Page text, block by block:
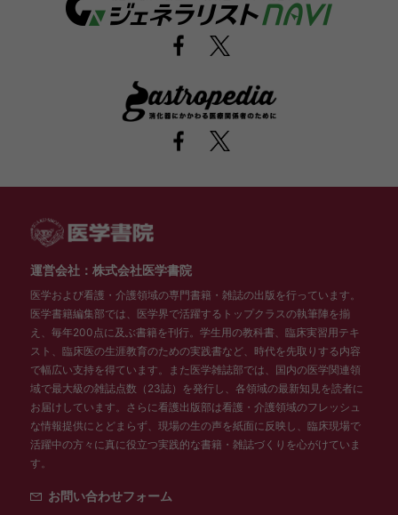
運営会社：株式会社医学書院
医学および看護・介護領域の専門書籍・雑誌の出版を行っています。
医学書籍編集部では、医学界で活躍するトップクラスの執筆陣を揃
え、毎年200点に及ぶ書籍を刊行。学生用の教科書、臨床実習用テキ
スト、臨床医の生涯教育のための実践書など、時代を先取りする内容
で幅広い支持を得ています。また医学雑誌部では、国内の医学関連領
域で最大級の雑誌点数（23誌）を発行し、各領域の最新知見を読者に
お届けしています。さらに看護出版部は看護・介護領域のフレッシュ
な情報提供にとどまらず、現場の生の声を紙面に反映し、臨床現場で
活躍中の方々に真に役立つ実践的な書籍・雑誌づくりを心がけていま
す。
お問い合わせフォーム